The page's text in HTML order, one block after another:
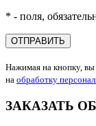
* - поля,
ОТПРАВИТЬ
Нажимая на кнопку, вы
на обработку
ЗАКАЗАТЬ